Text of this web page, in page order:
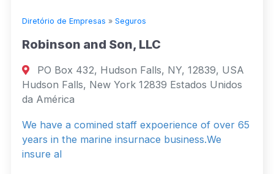
Diretório de Empresas » Seguros
Robinson and Son, LLC
PO Box 432, Hudson Falls, NY, 12839, USA
Hudson Falls, New York 12839 Estados Unidos
da América
We have a comined staff expoerience of over 65
years in the marine insurnace business.We
insure al